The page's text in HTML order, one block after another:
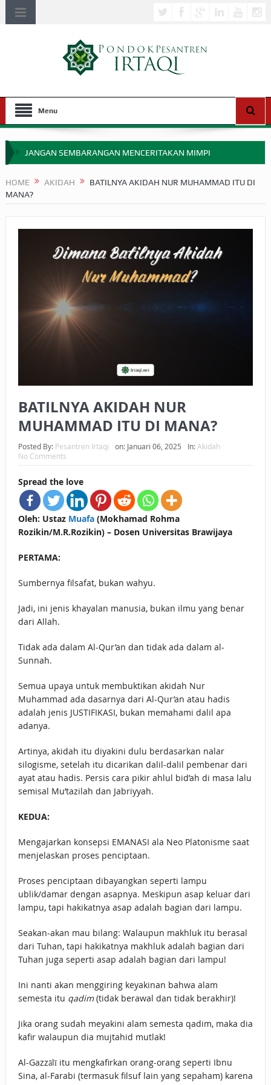
Menu
JANGAN SEMBARANGAN MENCERITAKAN MIMPI
MIMPI YANG DIABAIKAN MENJELANG PERANG BADAR
SEBELUM TIBA SAAT WAJIB?
BAGAIMANA CARA MEMBAYAR ZAKAT UANG?
UANG HARAM BISA MENJADI HALAL JIKA SEBAB
KEPEMILIKANNYA BERUBAH
HUKUM MEMBAYAR ZAKAT DENGAN CARA MENGANGSUR
HUKUM MEMBAYAR ZAKAT KEPADA KERABAT SENDIRI
HOME AKIDAH
BATILNYA AKIDAH NUR MUHAMMAD ITU DI
MANA?
BATILNYA AKIDAH NUR
MUHAMMAD ITU DI MANA?
Posted By: Pesantren Irtaqi on: Januari 06, 2025 In:Akidah
No Comments
Spread the love
Oleh: Ustaz Muafa(Mokhamad Rohma
Rozikin/M.R.Rozikin) – Dosen Universitas Brawijaya
PERTAMA:
Sumbernya filsafat, bukan wahyu.
Jadi, ini jenis khayalan manusia, bukan ilmu yang benar
dari Allah.
Tidak ada dalam Al-Qur’an dan tidak ada dalam al-
Sunnah.
Semua upaya untuk membuktikan akidah Nur
Muhammad ada dasarnya dari Al-Qur’an atau hadis
adalah jenis JUSTIFIKASI, bukan memahami dalil apa
adanya.
Artinya, akidah itu diyakini dulu berdasarkan nalar
silogisme, setelah itu dicarikan dalil-dalil pembenar dari
ayat atau hadis. Persis cara pikir ahlul bid’ah di masa lalu
semisal Mu’tazilah dan Jabriyyah.
KEDUA:
Mengajarkan konsepsi EMANASI ala Neo Platonisme saat
menjelaskan proses penciptaan.
Proses penciptaan dibayangkan seperti lampu
ublik/damar dengan asapnya. Meskipun asap keluar dari
lampu, tapi hakikatnya asap adalah bagian dari lampu.
Seakan-akan mau bilang: Walaupun makhluk itu berasal
dari Tuhan, tapi hakikatnya makhluk adalah bagian dari
Tuhan juga seperti asap adalah bagian dari lampu!
Ini nanti akan menggiring keyakinan bahwa alam
semesta itu qadim(tidak berawal dan tidak berakhir)!
Jika orang sudah meyakini alam semesta qadim, maka dia
kafir walaupun dia mujtahid mutlak!
Al-Gazzālī itu mengkafirkan orang-orang seperti Ibnu
Sina, al-Farabi (termasuk filsuf lain yang sepaham) karena